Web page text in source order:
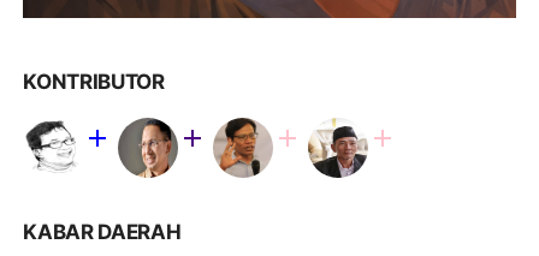
KONTRIBUTOR
KABAR DAERAH